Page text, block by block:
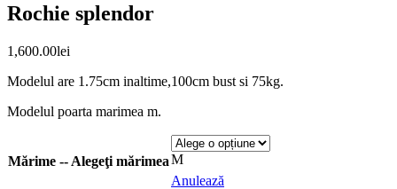
Rochie splendor
1,600.00lei
Modelul are 1.75cm inaltime,100cm bust si 75kg.
Modelul poarta marimea m.
Mărime -- Alegeţi mărimeaM
Anulează